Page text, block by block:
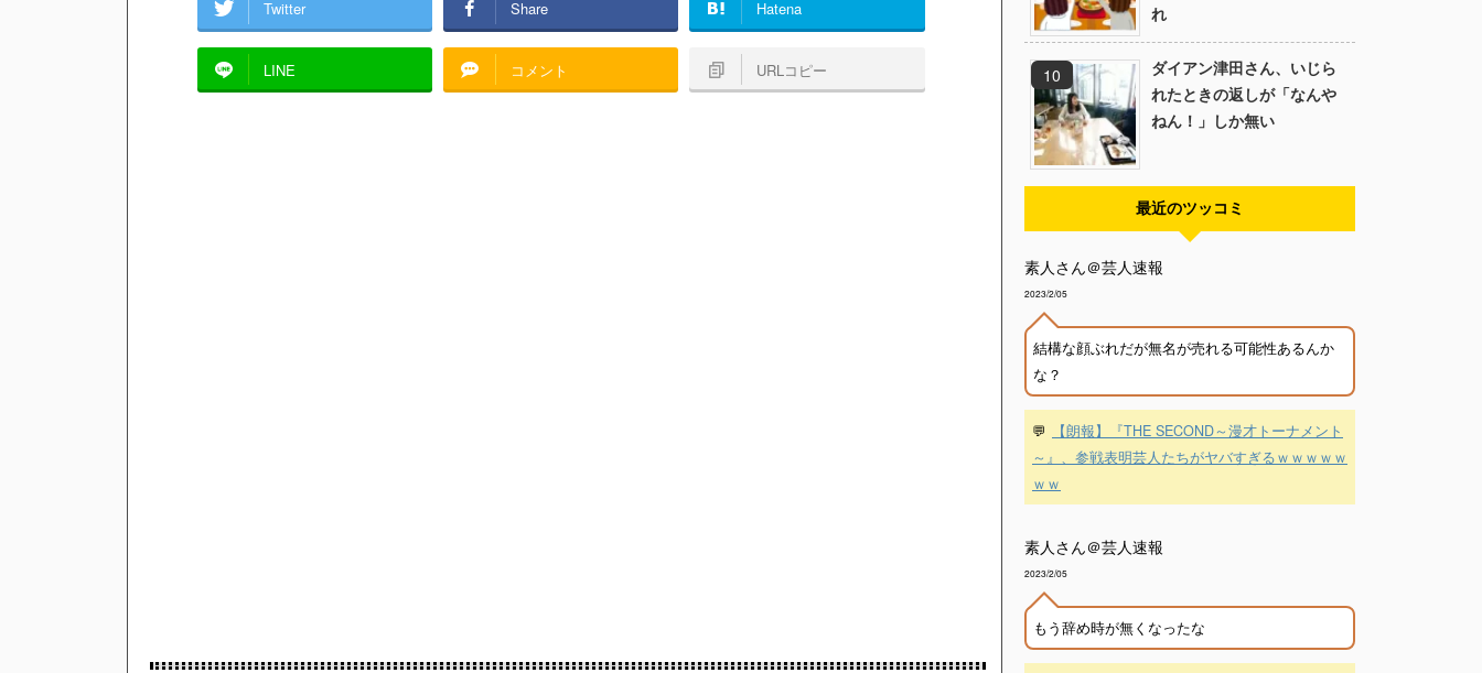
Twitter Share Hatena
LINE コメント URLコピー
れ
ダイアン津田さん、いじら
れたときの返しが「なんや
ねん！」しか無い
最近のツッコミ
素人さん＠芸人速報
2023/2/05
結構な顔ぶれだが無名が売れる可能性あるんか
な？
💬
【朗報】『THE SECOND～漫才トーナメント
～』、参戦表明芸人たちがヤバすぎるｗｗｗｗｗ
ｗｗ
素人さん＠芸人速報
2023/2/05
もう辞め時が無くなったな